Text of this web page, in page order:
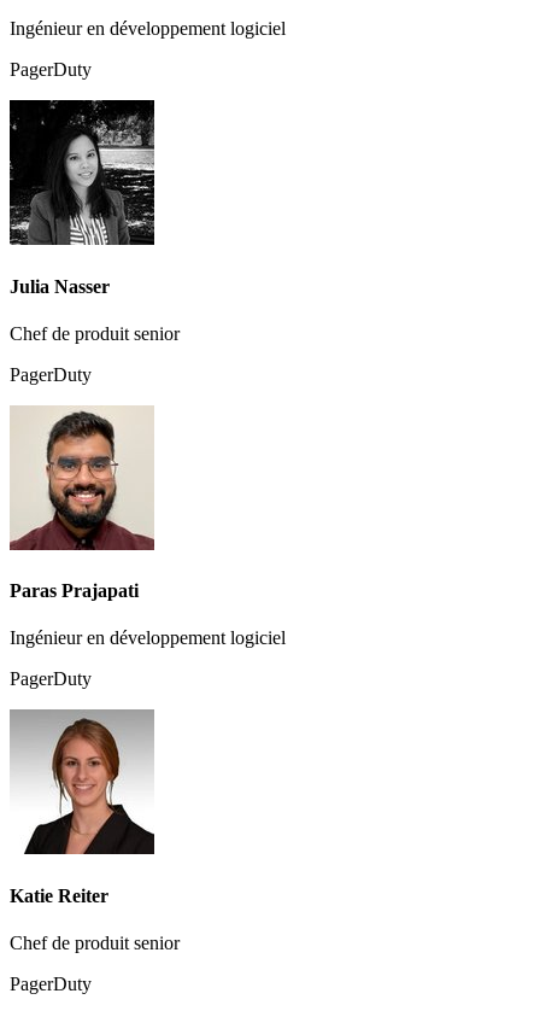
Ingénieur en développement logiciel
PagerDuty
Julia Nasser
Chef de produit senior
PagerDuty
Paras Prajapati
Ingénieur en développement logiciel
PagerDuty
Katie Reiter
Chef de produit senior
PagerDuty